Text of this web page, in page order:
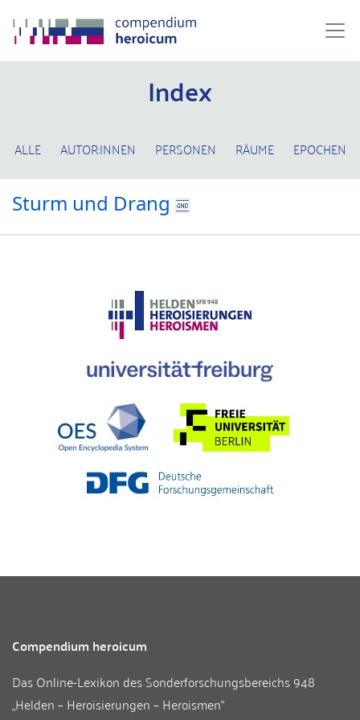
Index
ALLE AUTOR:INNEN PERSONEN RÄUME EPOCHEN
Sturm und Drang
Compendium heroicum
Das Online-Lexikon desSonderforschungsbereichs 948
„Helden – Heroisierungen – Heroismen“